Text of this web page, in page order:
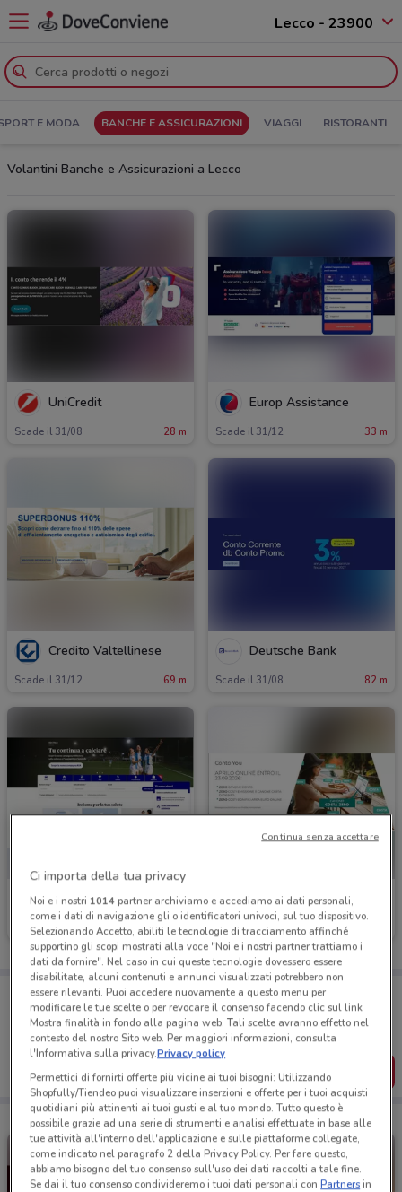
Lecco - 23900
E MODA BANCHE E ASSICURAZIONI VIAGGI RISTORANTI
Volantini Banche e Assicurazioni a Lecco
UniCredit
Scade il 31/08 28 m
Europ Assistance
Scade il 31/12 33 m
Credito Valtellinese
Scade il 31/12 69 m
Deutsche Bank
Scade il 31/08 82 m
Axa
Scade il 31/10 208 m
Banco BPM
Scade il 23/09
Porta DoveConviene sempre con te!
Puoi trovare le migliori offerte dei negozi vicino a te,
salvarle e creare la tua lista del risparmio, comodamente
dal tuo cellulare.
SCARICA L’APP
Ci importa della tua privacy
Noi e i nostri 1014partner archiviamo e accediamo ai dati personali,
come i dati di navigazione gli o identificatori univoci, sul tuo dispositivo.
Selezionando Accetto, abiliti le tecnologie di tracciamento affinché
supportino gli scopi mostrati alla voce "Noi e i nostri partner trattiamo i
dati da fornire". Nel caso in cui queste tecnologie dovessero essere
disabilitate, alcuni contenuti e annunci visualizzati potrebbero non
essere rilevanti. Puoi accedere nuovamente a questo menu per
modificare le tue scelte o per revocare il consenso facendo clic sul link
Mostra finalità in fondo alla pagina web. Tali scelte avranno effetto nel
contesto del nostro Sito web. Per maggiori informazioni, consulta
l'Informativa sulla privacy.Privacy policy
Permettici di fornirti offerte più vicine ai tuoi bisogni: Utilizzando
Shopfully/Tiendeo puoi visualizzare inserzioni e offerte per i tuoi acquisti
quotidiani più attinenti ai tuoi gusti e al tuo mondo. Tutto questo è
possibile grazie ad una serie di strumenti e analisi effettuate in base alle
tue attività all'interno dell'applicazione e sulle piattaforme collegate,
come indicato nel paragrafo 2 della Privacy Policy. Per fare questo,
abbiamo bisogno del tuo consenso sull'uso dei dati raccolti a tale fine.
Se dai il tuo consenso condivideremo i tuoi dati personali conPartnersin
Continua senza accettare